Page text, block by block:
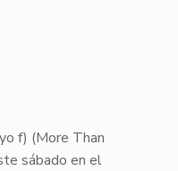
f) (More Than
sábado en el